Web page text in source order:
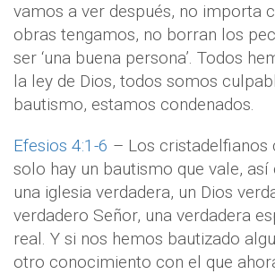
vamos a ver después, no importa
obras tengamos, no borran los
ser ‘una buena persona’. Todos
la ley de Dios, todos somos
bautismo, estamos condenados.
Efesios 4:1-6 – Los cristadelfianos
solo hay un bautismo que vale,
una iglesia verdadera, un Dios
verdadero Señor, una verdadera
real. Y si nos hemos bautizado
otro conocimiento con el que